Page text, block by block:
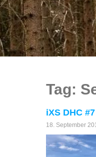
Tag:
iXS DHC
18. September